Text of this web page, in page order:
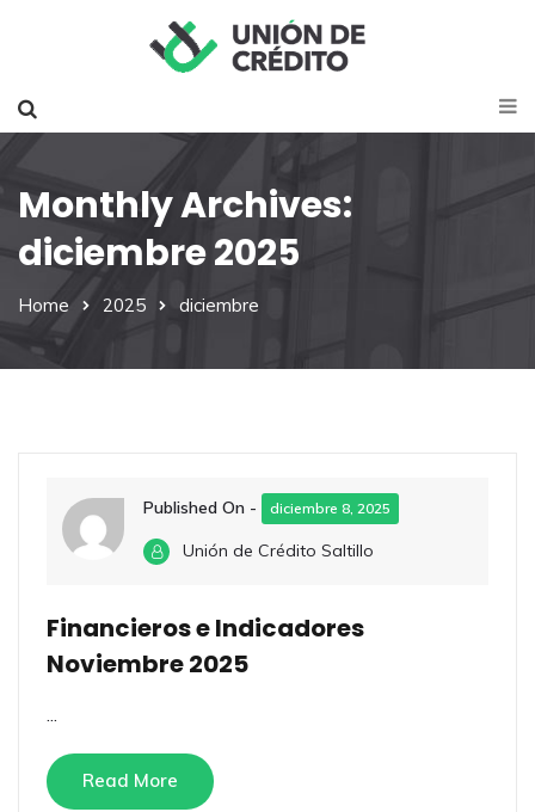
Monthly Archives:
diciembre 2025
Home 2025 diciembre
Published On - diciembre 8, 2025
Unión de Crédito Saltillo
Financieros e Indicadores
Noviembre 2025
...
Read More